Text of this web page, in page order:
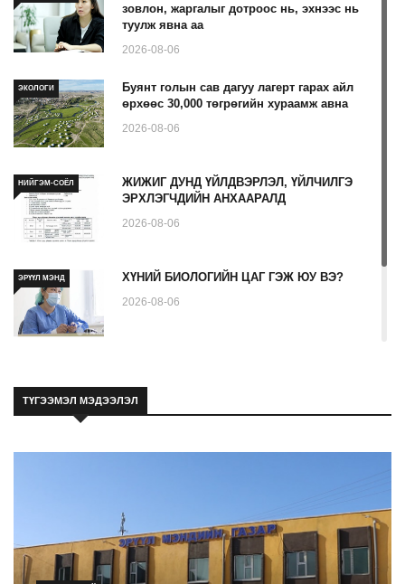
зовлон, жаргалыг дотроос нь, эхнээс нь
туулж явна аа
2026-08-06
ЭКОЛОГИ
Буянт голын сав дагуу лагерт гарах айл
өрхөөс 30,000 төгрөгийн хураамж авна
2026-08-06
НИЙГЭМ-СОЁЛ
ЖИЖИГ ДУНД ҮЙЛДВЭРЛЭЛ, ҮЙЛЧИЛГЭ
ЭРХЛЭГЧДИЙН АНХААРАЛД
2026-08-06
ЭРҮҮЛ МЭНД ХҮНИЙ БИОЛОГИЙН ЦАГ ГЭЖ ЮУ ВЭ?
2026-08-06
юу вэ
2026-08-06
ТҮГЭЭМЭЛ МЭДЭЭЛЭЛ